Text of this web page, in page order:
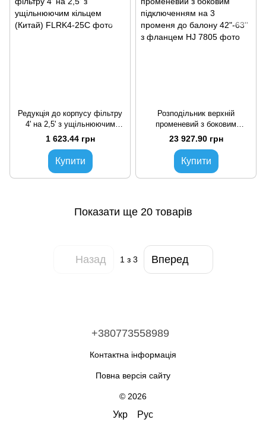
Редукція до корпусу фільтру
4' на 2,5' з ущільнюючим
кільцем (Китай)
1 623.44 грн
Купити
Розподільник верхній
променевий з боковим
підключенням на 3 променя
до балону 42"-63'' з фланцем
23 927.90 грн
Купити
Показати ще 20 товарів
Назад 1з 3 Вперед
+380773558989
Контактна інформація
Повна версія сайту
© 2026
Укр Рус